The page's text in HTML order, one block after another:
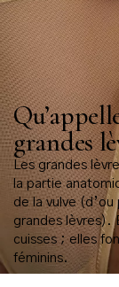
grandes
Les grandes
la partie
de la vulve
grandes lèvres).
cuisses ; elles
féminins.